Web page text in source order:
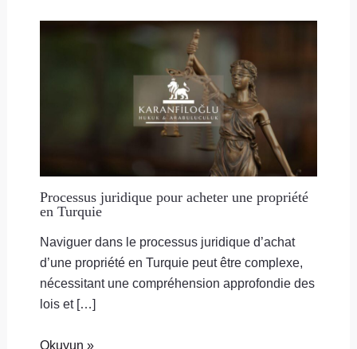
Processus juridique pour acheter une propriété
en Turquie
Naviguer dans le processus juridique d’achat
d’une propriété en Turquie peut être complexe,
nécessitant une compréhension approfondie des
lois et […]
Okuyun »